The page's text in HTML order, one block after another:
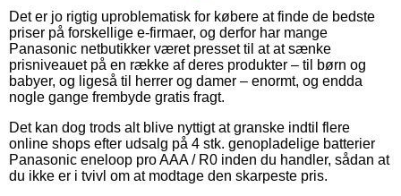
Det er jo rigtig uproblematisk for købere at finde de bedste
priser på forskellige e-firmaer, og derfor har mange
Panasonic netbutikker været presset til at at sænke
prisniveauet på en række af deres produkter – til børn og
babyer, og ligeså til herrer og damer – enormt, og endda
nogle gange frembyde gratis fragt.
Det kan dog trods alt blive nyttigt at granske indtil flere
online shops efter udsalg på 4 stk. genopladelige batterier
Panasonic eneloop pro AAA / R0 inden du handler, sådan at
du ikke er i tvivl om at modtage den skarpeste pris.